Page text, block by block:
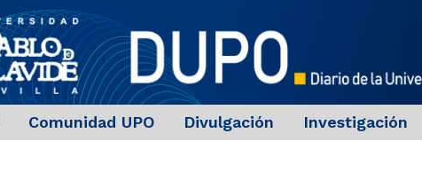
Comunidad UPO Divulgación Investigación